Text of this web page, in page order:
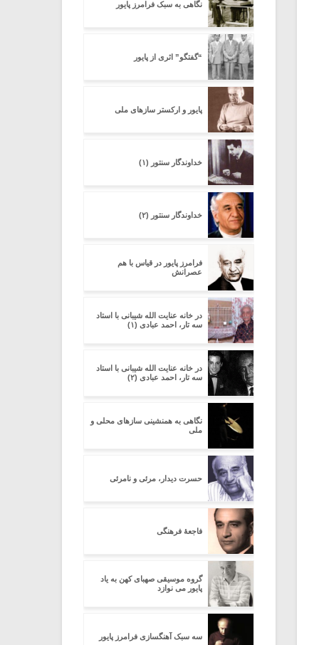
نگاهی به سبک فرامرز پایور
“گفتگو” اثری از پایور
پایور و ارکستر سازهای ملی
خداوندگار سنتور (۱)
خداوندگار سنتور (۲)
فرامرز پایور در قیاس با هم
عصرانش
در خانه عنایت الله شیبانی با استاد
سه تار، احمد عبادی (۱)
در خانه عنایت الله شیبانی با استاد
سه تار، احمد عبادی (۲)
نگاهی به همنشینی سازهای محلی و
ملی
حسرت دیدار، مرئی و نامرئی
فاجعۀ فرهنگی
گروه موسیقی صهبای کهن به یاد
پایور می نوازد
سه سبک آهنگسازی فرامرز پایور